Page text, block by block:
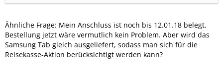
Ähnliche Frage: Mein Anschluss ist noch bis 12.01.18 belegt.
Bestellung jetzt wäre vermutlich kein Problem. Aber wird das
Samsung Tab gleich ausgeliefert, sodass man sich für die
Reisekasse-Aktion berücksichtigt werden kann?